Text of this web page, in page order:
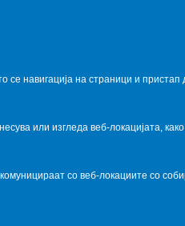
навигација на страници и
или изгледа веб-локацијата,
со веб-локациите со